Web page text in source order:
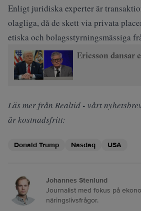
Enligt juridiska experter är
olagliga, då de skett via privata
etiska och bolagsstyrningsmässiga
Ericsson dansar
Läs mer från Realtid - vårt
är kostnadsfritt:
Donald Trump Nasdaq USA
Johannes Stenlund
Journalist med fokus på
näringslivsfrågor.